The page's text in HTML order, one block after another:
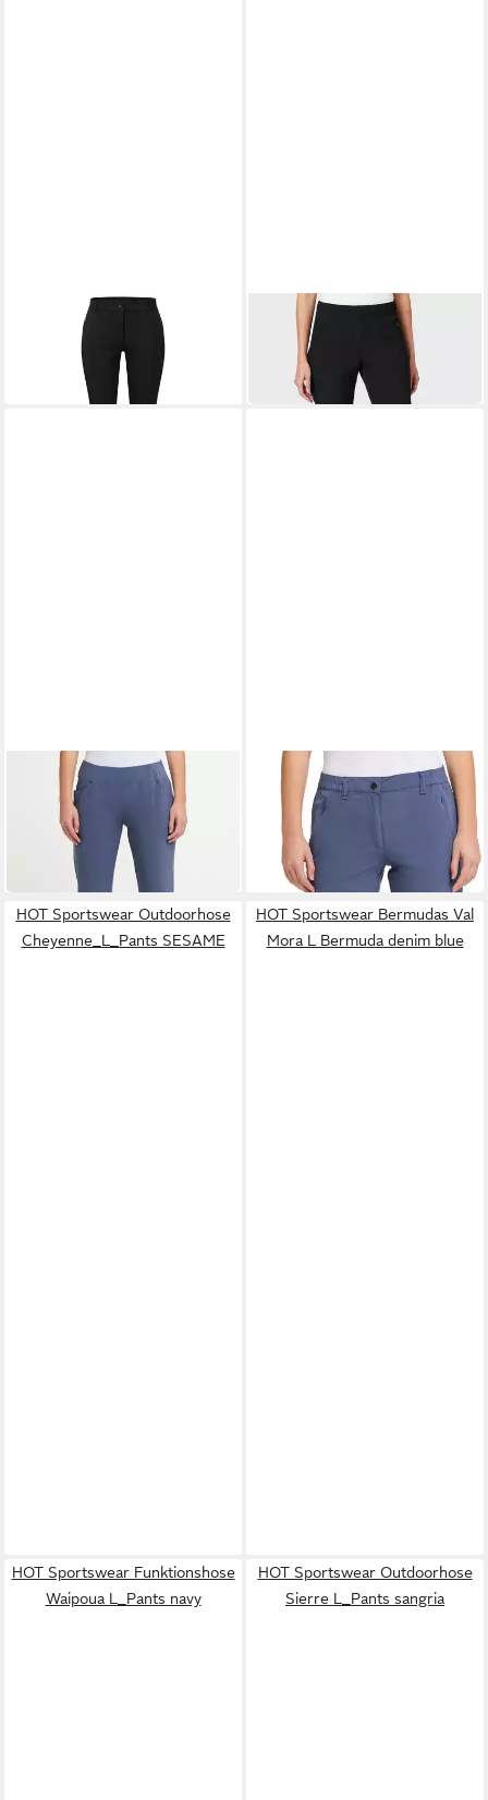
HOT SPORTSWEAR
Outdoorhose Aspen L_Pants
HOT SPORTSWEAR
Outdoorhose Abisko
L_Thermopants black
89,99 €
HOT SPORTSWEAR
Outdoorhose Hot Sportswear
Damen Wander-Hose
Waipoua
38,85 € UVP 79,99 €
HOT SPORTSWEAR
Outdoorhose Hot Sportswear
Damen Ordesa Hose
44,40 €
-37%
HOT Sportswear Outdoorhose
Cheyenne_L_Pants SESAME
HOT Sportswear Bermudas Val
Mora L Bermuda denim blue
HOT Sportswear Funktionshose
Waipoua L_Pants navy
HOT Sportswear Outdoorhose
Sierre L_Pants sangria